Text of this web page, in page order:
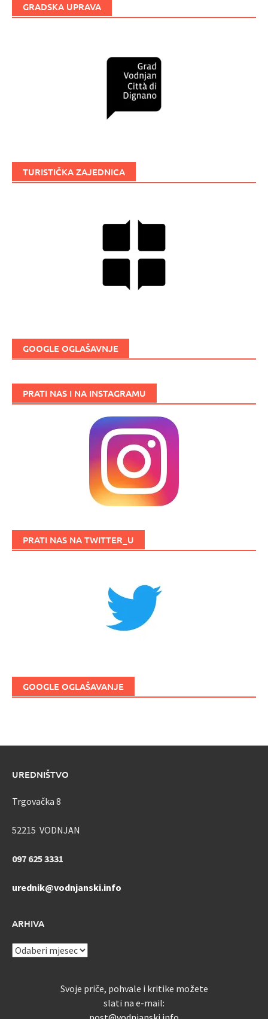
GRADSKA UPRAVA
TURISTIČKA ZAJEDNICA
GOOGLE OGLAŠAVNJE
PRATI NAS I NA INSTAGRAMU
PRATI NAS NA TWITTER_U
GOOGLE OGLAŠAVANJE
UREDNIŠTVO
Trgovačka 8
52215 VODNJAN
097 625 3331
urednik@vodnjanski.info
ARHIVA
ARHIVA
Svoje priče, pohvale i kritike možete
slati na e-mail: